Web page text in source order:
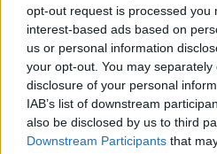
opt-out request is processed you
interest-based ads based on
us or personal information
your opt-out. You may
disclosure of your personal
IAB’s list of downstream
also be disclosed by us to third
Downstream Participants that
Commentaires
Pour prolonger le plaisir
Vous aimez chanter,